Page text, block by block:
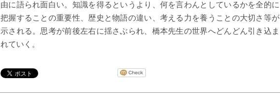
由に語られ面白い。知識を得るというより、何を言わんとしているかを全的に
把握することの重要性、歴史と物語の違い、考える力を養うことの大切さ等が
示される。思考が前後左右に揺さぶられ、橋本先生の世界へどんどん引き込ま
れていく。